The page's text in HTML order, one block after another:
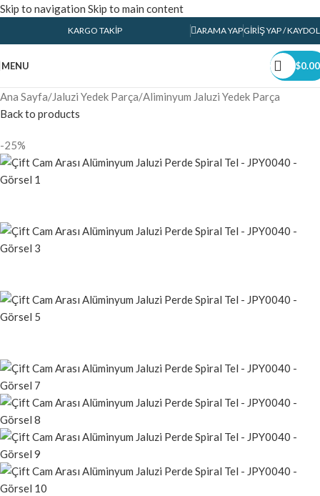
Skip to navigation Skip to main content
KARGO TAKIP ARAMA YAPGIRIŞ YAP / KAYDOL
MENU $0.00
Ana Sayfa/Jaluzi Yedek Parça/Aliminyum Jaluzi Yedek Parça
Back to products
-25%